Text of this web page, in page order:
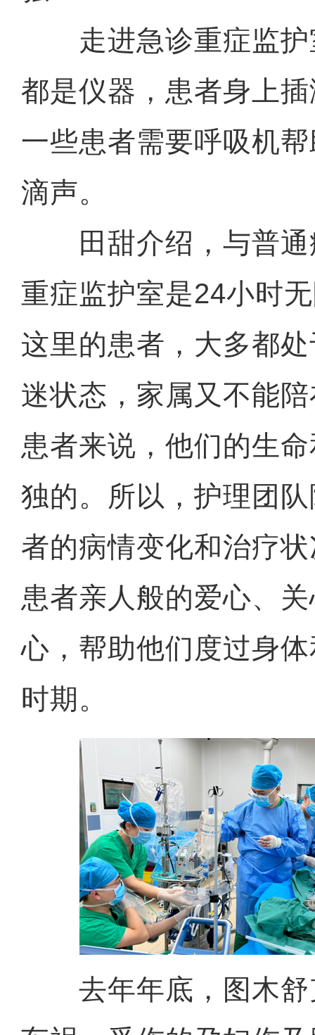
走进急诊重症监护
都是仪器，患者身上
一些患者需要呼吸机
滴声。
田甜介绍，与普通
重症监护室是24小时
这里的患者，大多都
迷状态，家属又不能
患者来说，他们的生
独的。所以，护理团
者的病情变化和治疗
患者亲人般的爱心、
心，帮助他们度过身
时期。
去年年底，图木舒